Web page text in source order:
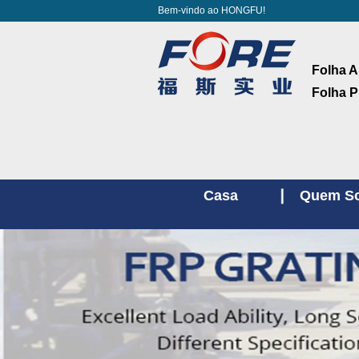
Bem-vindo ao HONGFU!
Folha
Folha
Casa Quem